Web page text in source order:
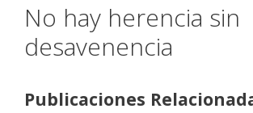
No hay herencia sin
desavenencia
Publicaciones